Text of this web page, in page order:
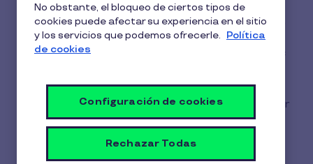
lectura
Para poderbeneficiarse de la exención en IRPF,
la cantidad máxima destinada al servicio Pluxee
Restaurante o Cheques restaurante será de 11€
En el caso de País Vasco y Navarra este límite por
persona y día también será de 11€.
No obstante, el bloqueo de ciertos tipos de
cookies puede afectar su experiencia en el sitio
y los servicios que podemos ofrecerle. Política
de cookies
Configuración de cookies
Rechazar Todas